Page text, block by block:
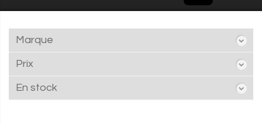
Marque
Prix
En stock